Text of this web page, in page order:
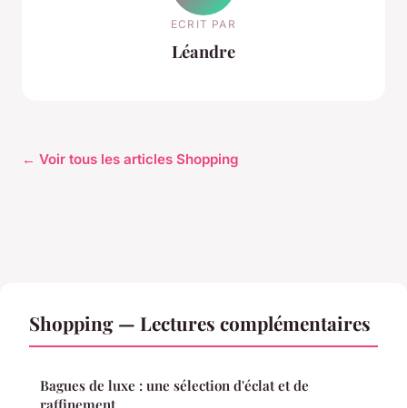
ECRIT PAR
Léandre
← Voir tous les articles Shopping
Shopping — Lectures complémentaires
Bagues de luxe : une sélection d'éclat et de
raffinement